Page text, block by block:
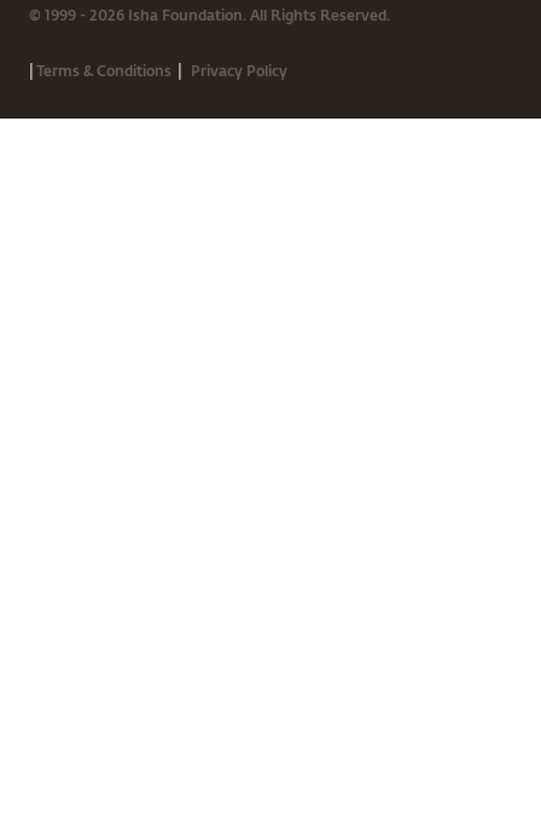
© 1999 - 2026 Isha Foundation. All Rights Reserved.
|Terms & Conditions | Privacy Policy